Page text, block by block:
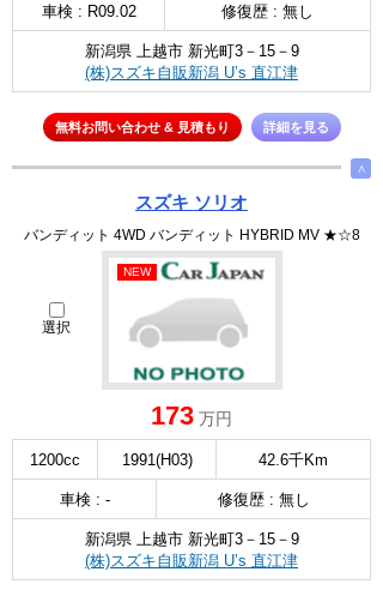
車検 : R09.02 修復歴 : 無し
新潟県 上越市 新光町3－15－9
(株)スズキ自販新潟 U’s 直江津
無料お問い合わせ & 見積もり 詳細を見る
∧
スズキ ソリオ
バンディット 4WD バンディット HYBRID MV ★☆8
選択
NEW
173 万円
1200cc 1991(H03) 42.6千Km
車検 : - 修復歴 : 無し
新潟県 上越市 新光町3－15－9
(株)スズキ自販新潟 U’s 直江津